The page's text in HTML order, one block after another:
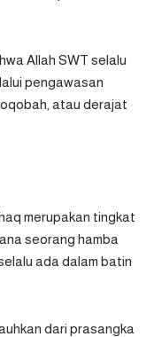
Allah SWT selalu
pengawasan
atau derajat
merupakan tingkat
seorang hamba
ada dalam batin
dari prasangka